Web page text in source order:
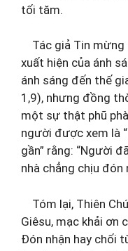
tối tăm.
Tác giả Tin mừng
xuất hiện của ánh
ánh sáng đến thế
1,9), nhưng đồng
một sự thật phũ
người được xem là
gần” rằng: “Người
nhà chẳng chịu đón
Tóm lại, Thiên
Giêsu, mạc khải ơn
Đón nhận hay chối